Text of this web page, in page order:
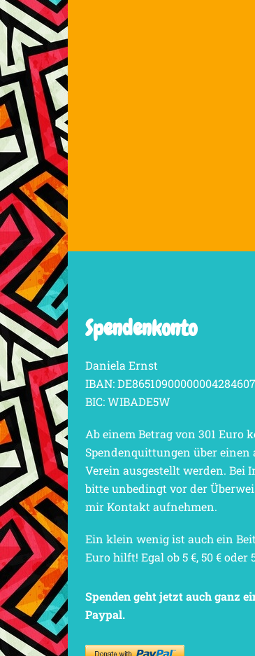
Spendenkonto
Daniela Ernst
IBAN: DE86510900000004284607
BIC: WIBADE5W
Ab einem Betrag von 301 Euro
Spendenquittungen über einen
Verein ausgestellt werden. Bei
bitte unbedingt vor der
mir Kontakt aufnehmen.
Ein klein wenig ist auch ein
Euro hilft! Egal ob 5 €, 50 € oder
Spenden geht jetzt auch ganz
Paypal.